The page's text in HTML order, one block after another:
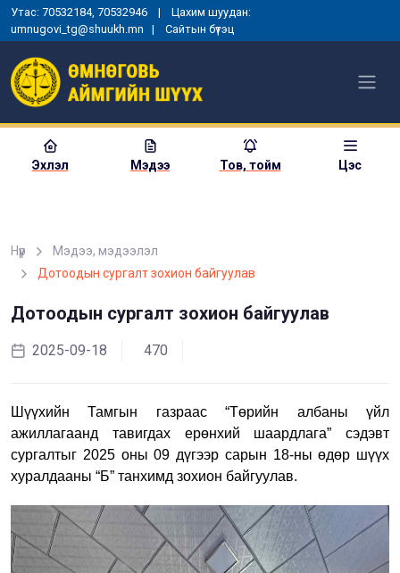
Утас: 70532184, 70532946 | Цахим шуудан:
umnugovi_tg@shuukh.mn | Сайтын бүтэц
Эхлэл Мэдээ Тов, тойм Цэс
Нүүр
Мэдээ, мэдээлэл
Дотоодын сургалт зохион байгуулав
Дотоодын сургалт зохион байгуулав
2025-09-18 470
Шүүхийн Тамгын газраас “Төрийн албаны үйл
ажиллагаанд тавигдах ерөнхий шаардлага” сэдэвт
сургалтыг 2025 оны 09 дүгээр сарын 18-ны өдөр шүүх
хуралдааны “Б” танхимд зохион байгуулав.
МОНГОЛ УЛСЫН
ЕРӨНХИЙЛӨГЧИЙН ЗАРЛИГ
ШҮҮГЧИД ТАМГА, ТЭМДЭГ
ХЭМЖЭЭ ЗОХИОН